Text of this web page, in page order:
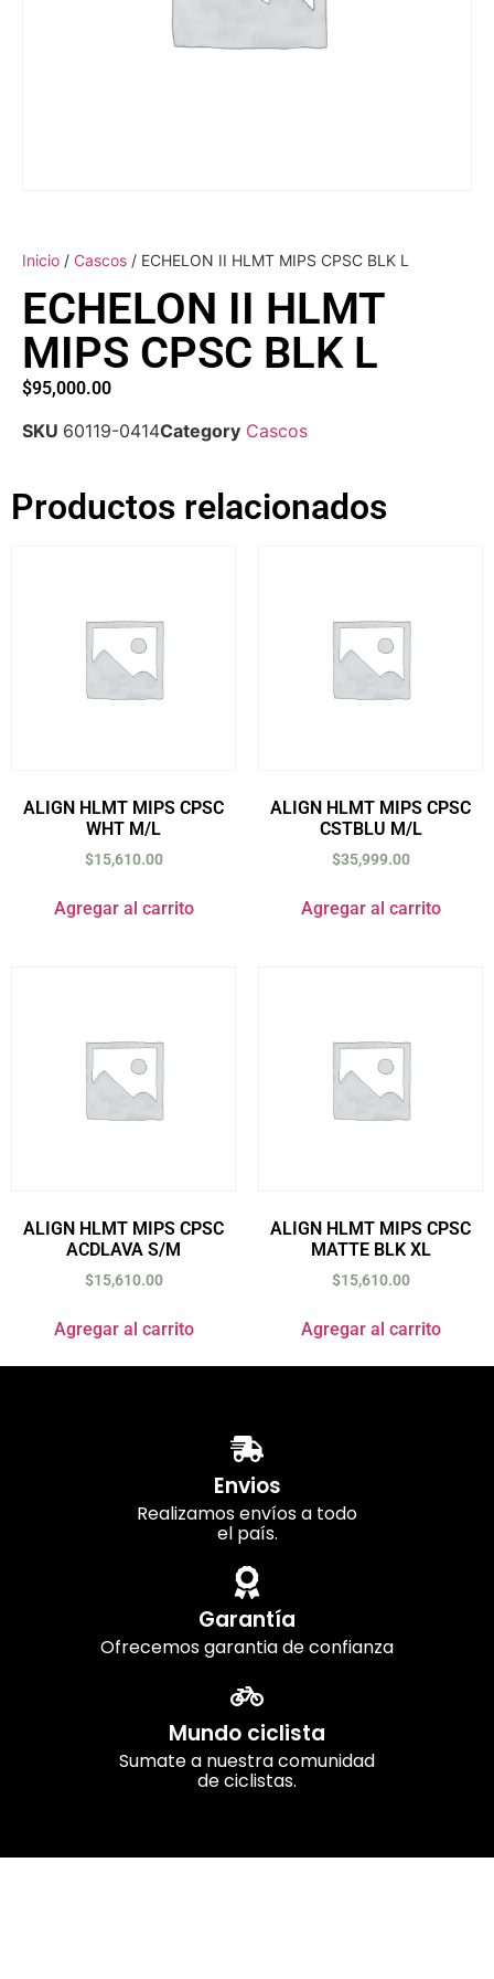
Inicio / Cascos / ECHELON II HLMT MIPS CPSC BLK L
ECHELON II HLMT
MIPS CPSC BLK L
$95,000.00
SKU 60119-0414Category Cascos
Productos relacionados
ALIGN HLMT MIPS CPSC
WHT M/L
$15,610.00
Agregar al carrito
ALIGN HLMT MIPS CPSC
CSTBLU M/L
$35,999.00
Agregar al carrito
ALIGN HLMT MIPS CPSC
ACDLAVA S/M
$15,610.00
Agregar al carrito
ALIGN HLMT MIPS CPSC
MATTE BLK XL
$15,610.00
Agregar al carrito
Envios
Realizamos envíos a todo
el país.
Garantía
Ofrecemos garantia de confianza
Mundo ciclista
Sumate a nuestra comunidad
de ciclistas.